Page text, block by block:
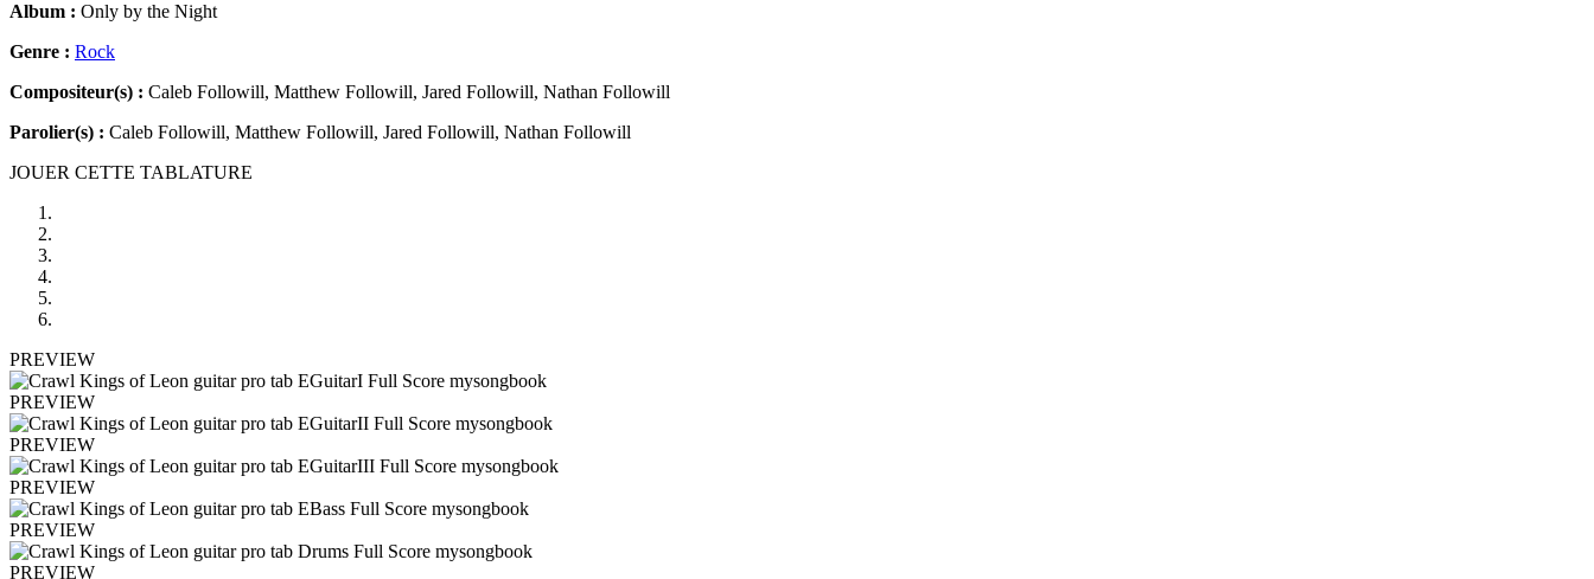
Album : Only by the Night
Genre : Rock
Compositeur(s) : Caleb Followill, Matthew Followill, Jared Followill, Nathan Followill
Parolier(s) : Caleb Followill, Matthew Followill, Jared Followill, Nathan Followill
JOUER CETTE TABLATURE
PREVIEW
PREVIEW
PREVIEW
PREVIEW
PREVIEW
PREVIEW